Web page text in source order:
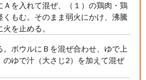
Ａを入れて混ぜ、（１）の鶏肉・鶏
くもむ。そのまま弱火にかけ、沸騰
を止める。
。ボウルにＢを混ぜ合わせ、ゆで上
のゆで汁（大さじ2）を加えて混ぜ